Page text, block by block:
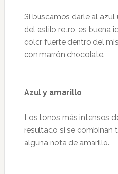
Si buscamos darle al azul
del estilo retro, es buena
color fuerte dentro del
con marrón chocolate.
Azul y amarillo
Los tonos más intensos
resultado si se combinan
alguna nota de amarillo.